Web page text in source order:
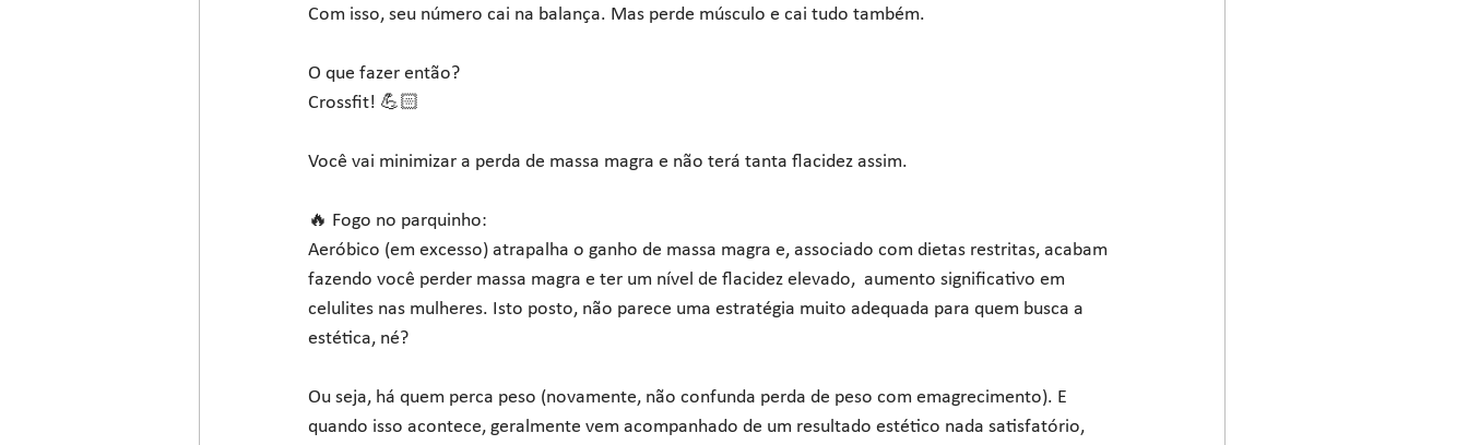
Com isso, seu número cai na balança. Mas perde músculo e cai tudo também.
O que fazer então?
Crossfit! 💪🏻
Você vai minimizar a perda de massa magra e não terá tanta flacidez assim.
🔥 Fogo no parquinho:
Aeróbico (em excesso) atrapalha o ganho de massa magra e, associado com dietas restritas, acabam
fazendo você perder massa magra e ter um nível de flacidez elevado,  aumento significativo em
celulites nas mulheres. Isto posto, não parece uma estratégia muito adequada para quem busca a
estética, né?
Ou seja, há quem perca peso (novamente, não confunda perda de peso com emagrecimento). E
quando isso acontece, geralmente vem acompanhado de um resultado estético nada satisfatório,